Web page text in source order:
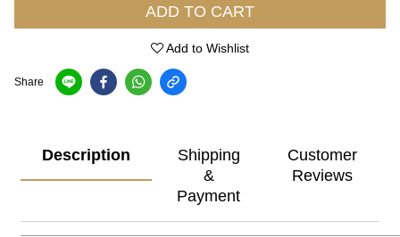
ADD TO CART
Add to Wishlist
Share
Description
Shipping
&
Payment
Customer
Reviews